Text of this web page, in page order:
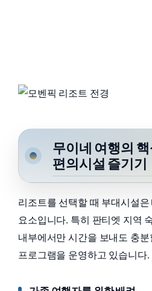
무이네 여행의
편의시설 즐기기
리조트를 선택할 때 부대시설은
요소입니다. 특히 판티엣 지역
내부에서만 시간을 보내도 충
프로그램을 운영하고 있습니다.